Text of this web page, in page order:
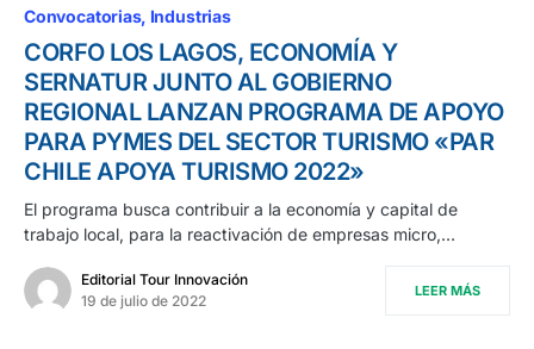
Convocatorias Industrias
CORFO LOS LAGOS, ECONOMÍA Y
SERNATUR JUNTO AL GOBIERNO
REGIONAL LANZAN PROGRAMA DE APOYO
PARA PYMES DEL SECTOR TURISMO «PAR
CHILE APOYA TURISMO 2022»
El programa busca contribuir a la economía y capital de
trabajo local, para la reactivación de empresas micro,…
Editorial Tour Innovación
19 de julio de 2022
LEER MÁS